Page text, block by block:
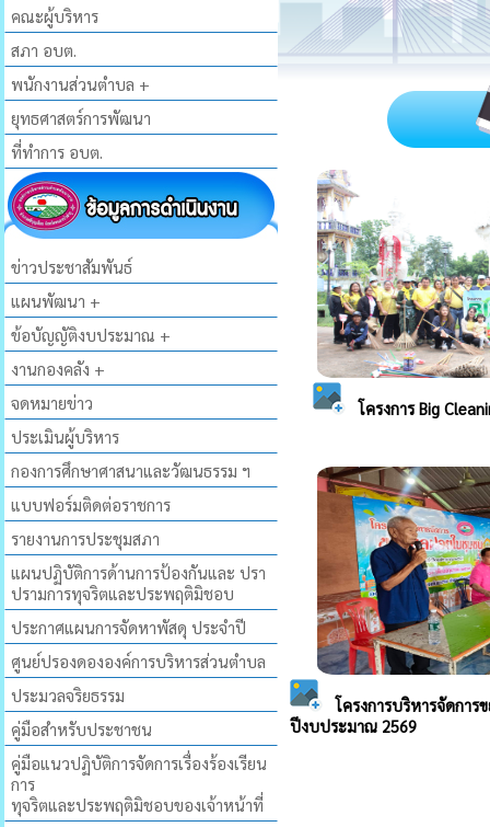
คณะผู้บริหาร
สภา อบต.
พนักงานส่วนตำบล +
ยุทธศาสตร์การพัฒนา
ที่ทำการ อบต.
ข่าวประชาสัมพันธ์
แผนพัฒนา +
ข้อบัญญัติงบประมาณ +
งานกองคลัง +
จดหมายข่าว
ประเมินผู้บริหาร
กองการศึกษาศาสนาและวัฒนธรรม ฯ
แบบฟอร์มติดต่อราชการ
รายงานการประชุมสภา
แผนปฏิบัติการด้านการป้องกันและ ปรา
ปรามการทุจริตและประพฤติมิชอบ
ประกาศแผนการจัดหาพัสดุ ประจำปี
ศูนย์ปรองดององค์การบริหารส่วนตำบล
ประมวลจริยธรรม
คู่มือสำหรับประชาชน
คู่มือแนวปฏิบัติการจัดการเรื่องร้องเรียน
การ
ทุจริตและประพฤติมิชอบของเจ้าหน้าที่